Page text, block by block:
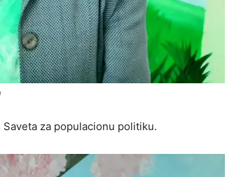
za populacionu politiku.